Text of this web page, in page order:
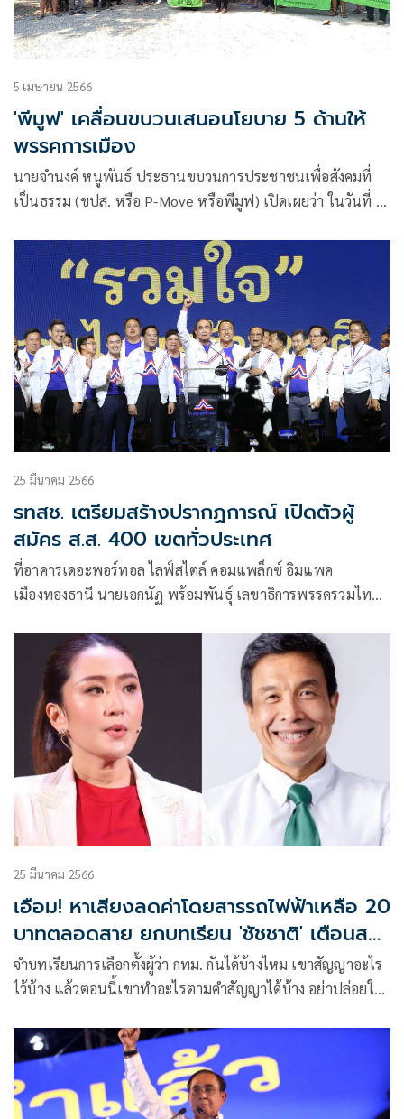
5 เมษายน 2566
'พีมูฟ' เคลื่อนขบวนเสนอนโยบาย 5 ด้านให้
พรรคการเมือง
นายจำนงค์ หนูพันธ์ ประธานขบวนการประชาชนเพื่อสังคมที่
เป็นธรรม (ขปส. หรือ P-Move หรือพีมูฟ) เปิดเผยว่า ในวันที่ 5-
พรรคการเมือง 5 ด้าน
25 มีนาคม 2566
รทสช. เตรียมสร้างปรากฏการณ์ เปิดตัวผู้
สมัคร ส.ส. 400 เขตทั่วประเทศ
ที่อาคารเดอะพอร์ทอล ไลฟ์สไตล์ คอมแพล็กซ์ อิมแพค
เมืองทองธานี นายเอกนัฏ พร้อมพันธุ์ เลขาธิการพรรครวมไทย
25 มีนาคม 2566
เอือม! หาเสียงลดค่าโดยสารรถไฟฟ้าเหลือ 20
บาทตลอดสาย ยกบทเรียน 'ชัชชาติ' เตือนสติ
คนกรุงเทพ
จำบทเรียนการเลือกตั้งผู้ว่า กทม. กันได้บ้างไหม เขาสัญญาอะไร
ไว้บ้าง แล้วตอนนี้เขาทำอะไรตามคำสัญญาได้บ้าง อย่าปล่อยให้